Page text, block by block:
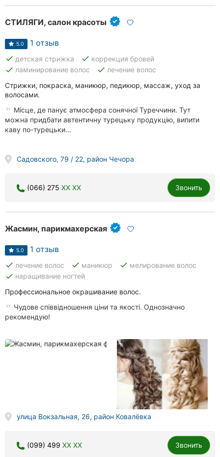
СТИЛЯГИ, салон красоты
5.0 1 отзыв
done детская стрижка done коррекция бровей
done ламинирование волос done лечение волос
Стрижки, покраска, маникюр, педикюр, массаж, уход за
волосами.
Місце, де панує атмосфера сонячної Туреччини. Тут
можна придбати автентичну турецьку продукцію, випити
каву по-турецьки...
Садовского, 79 / 22, район Чечора
(066) 275 XX XX Звонить
Жасмин, парикмахерская
5.0 1 отзыв
done лечение волос done маникюр done мелирование волос
done наращивание ногтей
Профессиональное окрашивание волос.
Чудове співвідношення ціни та якості. Однозначно
рекомендую!
улица Вокзальная, 26, район Ковалёвка
(099) 499 XX XX Звонить